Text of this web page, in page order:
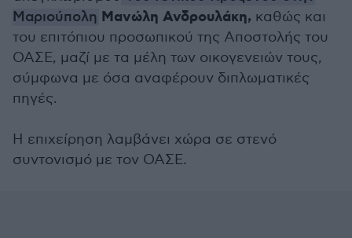
Μαριούπολη Μανώλη Ανδρουλάκη, καθώς και
του επιτόπιου προσωπικού της Αποστολής του
ΟΑΣΕ, μαζί με τα μέλη των οικογενειών τους,
σύμφωνα με όσα αναφέρουν διπλωματικές
πηγές.
Η επιχείρηση λαμβάνει χώρα σε στενό
συντονισμό με τον ΟΑΣΕ.